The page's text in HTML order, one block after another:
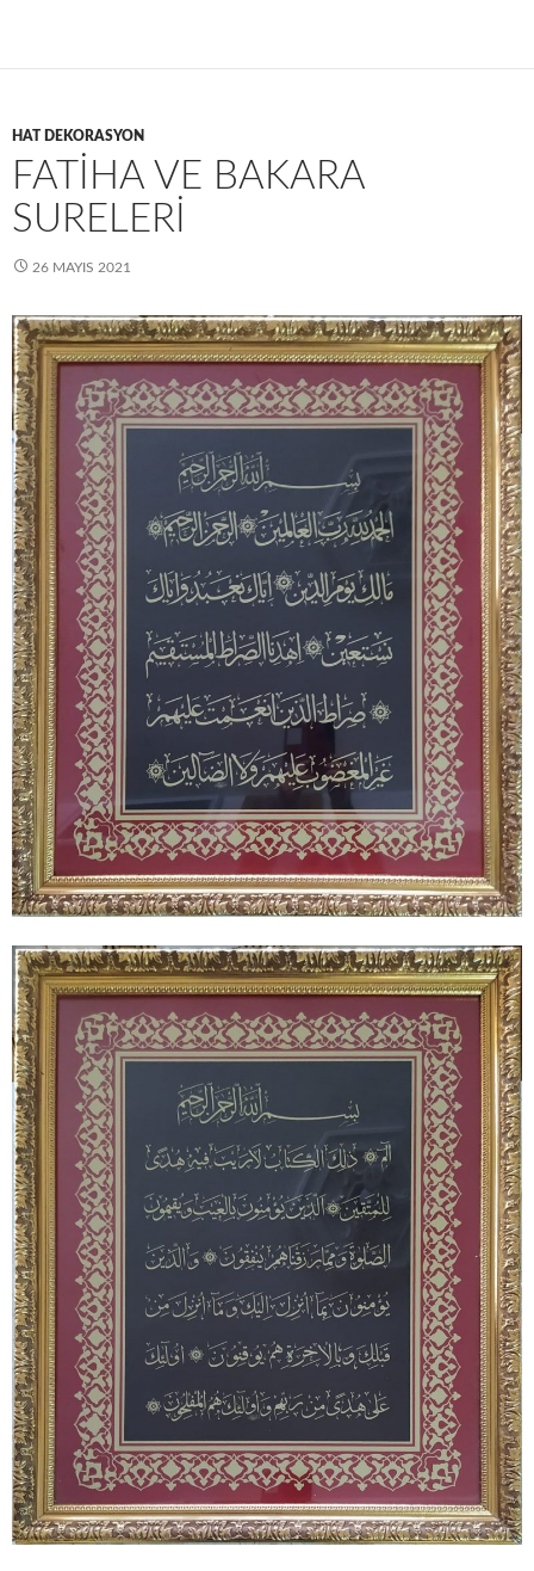
HAT DEKORASYON
FATIHA VE BAKARA
SURELERI
26 MAYIS 2021